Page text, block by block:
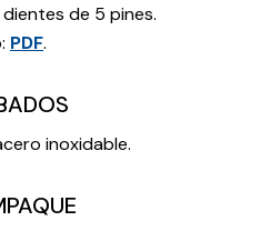
de 5 pines.
PDF.
inoxidable.